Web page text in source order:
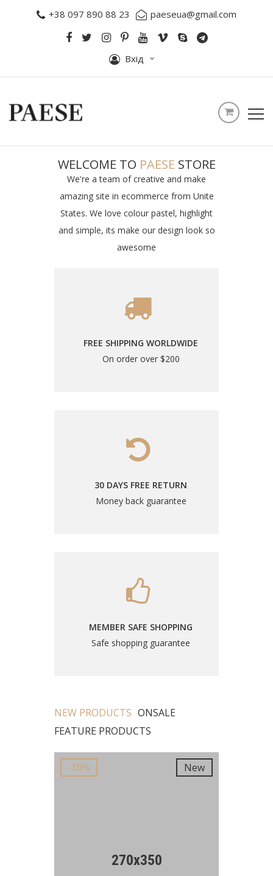
+38 097 890 88 23 paeseua@gmail.com
Вхід
WELCOME TO PAESE STORE
We're a team of creative and make
amazing site in ecommerce from Unite
States. We love colour pastel, highlight
and simple, its make our design look so
awesome
FREE SHIPPING WORLDWIDE
On order over $200
30 DAYS FREE RETURN
Money back guarantee
MEMBER SAFE SHOPPING
Safe shopping guarantee
NEW PRODUCTS ONSALE
FEATURE PRODUCTS
-10% New